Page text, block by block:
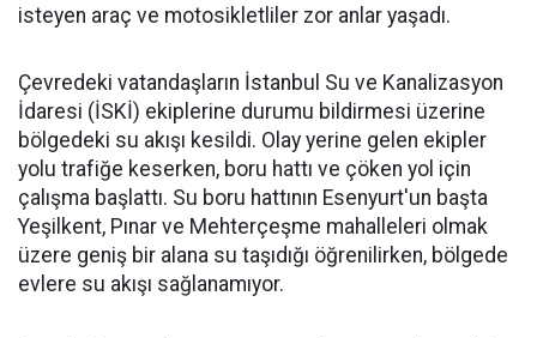
isteyen araç ve motosikletliler zor anlar yaşadı.
Çevredeki vatandaşların İstanbul Su ve Kanalizasyon
İdaresi (İSKİ) ekiplerine durumu bildirmesi üzerine
bölgedeki su akışı kesildi. Olay yerine gelen ekipler
yolu trafiğe keserken, boru hattı ve çöken yol için
çalışma başlattı. Su boru hattının Esenyurt'un başta
Yeşilkent, Pınar ve Mehterçeşme mahalleleri olmak
üzere geniş bir alana su taşıdığı öğrenilirken, bölgede
evlere su akışı sağlanamıyor.